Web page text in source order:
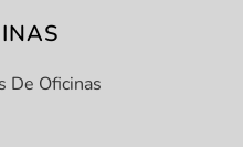
De Oficinas